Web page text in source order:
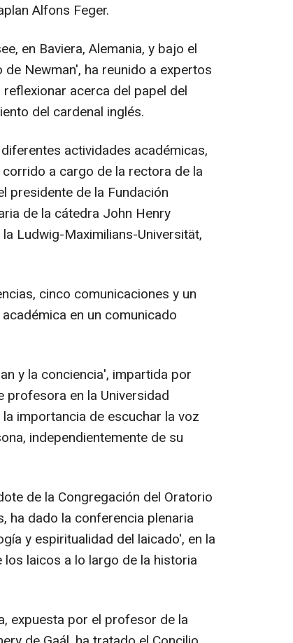
Alfons Feger.
en Baviera, Alemania, y bajo el
Newman', ha reunido a expertos
acerca del papel del
del cardenal inglés.
actividades académicas,
a cargo de la rectora de la
presidente de la Fundación
de la cátedra John Henry
Ludwig-Maximilians-Universität,
cinco comunicaciones y un
en un comunicado
y la conciencia', impartida por
profesora en la Universidad
importancia de escuchar la voz
independientemente de su
de la Congregación del Oratorio
ha dado la conferencia plenaria
y espiritualidad del laicado', en la
laicos a lo largo de la historia
expuesta por el profesor de la